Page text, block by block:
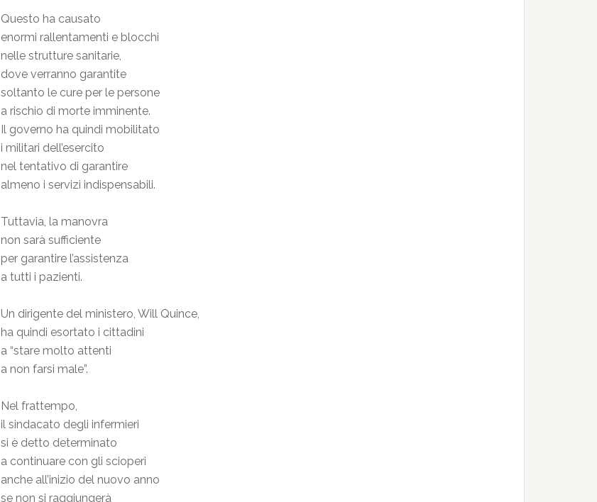
Questo ha causato
enormi rallentamenti e blocchi
nelle strutture sanitarie,
dove verranno garantite
soltanto le cure per le persone
a rischio di morte imminente.
Il governo ha quindi mobilitato
i militari dell’esercito
nel tentativo di garantire
almeno i servizi indispensabili.
Tuttavia, la manovra
non sarà sufficiente
per garantire l’assistenza
a tutti i pazienti.
Un dirigente del ministero, Will Quince,
ha quindi esortato i cittadini
a “stare molto attenti
a non farsi male”.
Nel frattempo,
il sindacato degli infermieri
si è detto determinato
a continuare con gli scioperi
anche all’inizio del nuovo anno
se non si raggiungerà